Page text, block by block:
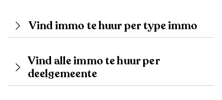
Vind immo te huur per type immo
Vind alle immo te huur per
deelgemeente